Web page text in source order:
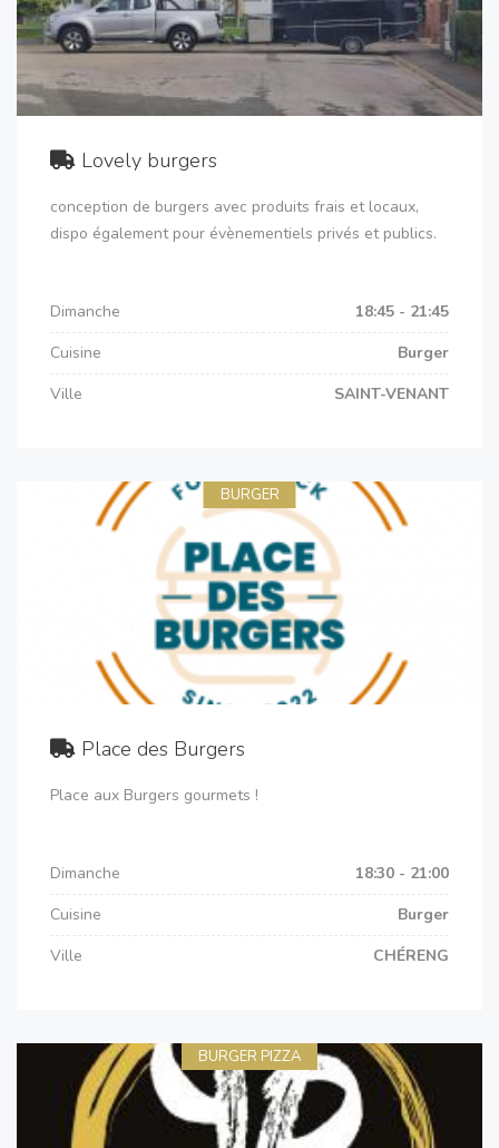
Lovely burgers
conception de burgers avec produits frais et locaux,
dispo également pour évènementiels privés et publics.
Dimanche
18:45 - 21:45
Cuisine
Burger
Ville
SAINT-VENANT
BURGER
Place des Burgers
Place aux Burgers gourmets !
Dimanche
18:30 - 21:00
Cuisine
Burger
Ville
CHÉRENG
BURGER PIZZA